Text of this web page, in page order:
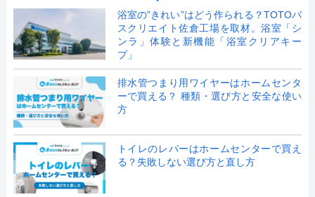
浴室の”きれい”はどう作られる？TOTOバ
スクリエイト佐倉工場を取材。浴室「シ
ンラ」体験と新機能「浴室クリアキー
プ」
排水管つまり用ワイヤーはホームセンタ
ーで買える？ 種類・選び方と安全な使い
方
トイレのレバーはホームセンターで買え
る？失敗しない選び方と直し方